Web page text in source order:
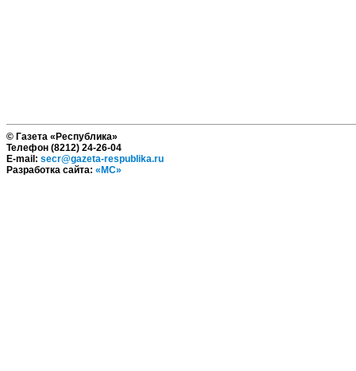
© Газета «Республика»
Телефон (8212) 24-26-04
E-mail: secr@gazeta-respublika.ru
Разработка сайта: «МС»